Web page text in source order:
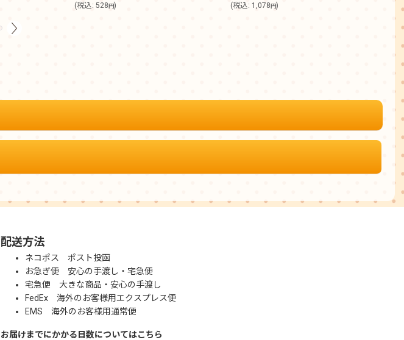
(税込: 528円) (税込: 1,078円)
配送方法
ネコポス ポスト投函
お急ぎ便 安心の手渡し・宅急便
宅急便 大きな商品・安心の手渡し
FedEx 海外のお客様用エクスプレス便
EMS 海外のお客様用通常便
お届けまでにかかる日数についてはこちら